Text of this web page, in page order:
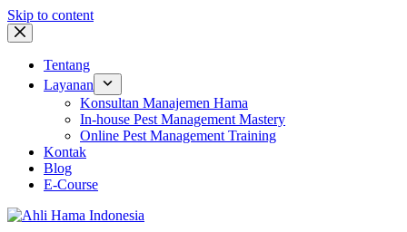
Skip to content
Tentang
Layanan
Konsultan Manajemen Hama
In-house Pest Management Mastery
Online Pest Management Training
Kontak
Blog
E-Course